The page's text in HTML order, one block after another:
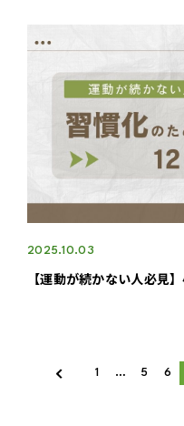
2025.10.03
【運動が続かない人必見
1 … 5 6